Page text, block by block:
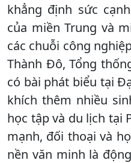
khẳng định sức
của miền Trung và
các chuỗi công
Thành Đô, Tổng
có bài phát biểu tại
khích thêm nhiều
học tập và du lịch tại
mạnh, đối thoại và
nền văn minh là